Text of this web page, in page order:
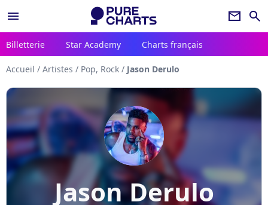
menu newsletter search
Billetterie Star Academy Charts français
Accueil / Artistes / Pop, Rock / Jason Derulo
Jason Derulo